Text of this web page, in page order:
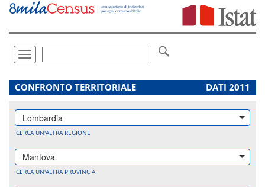
Vai
direttamente
Toggle
navigation
.
CONFRONTO TERRITORIALE DATI 2011
Lombardia
CERCA UN'ALTRA REGIONE
Mantova
CERCA UN'ALTRA PROVINCIA